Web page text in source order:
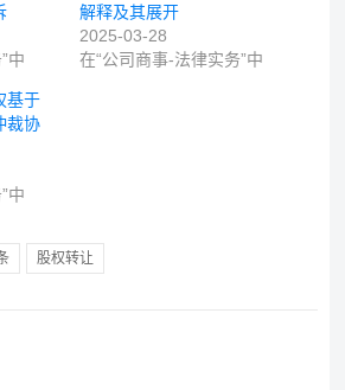
中
解释及其展开
2025-03-28
在“公司商事-法律实务”中
基于
裁协
中
股权转让